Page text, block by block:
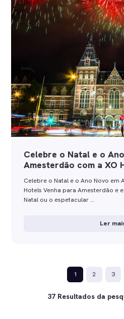
Celebre o Natal e o
Amesterdão com a XO
Celebre o Natal e o Ano Novo em
Hotels Venha para Amesterdão e
Natal ou o espetacular …
Ler
1 2 3
37 Resultados da